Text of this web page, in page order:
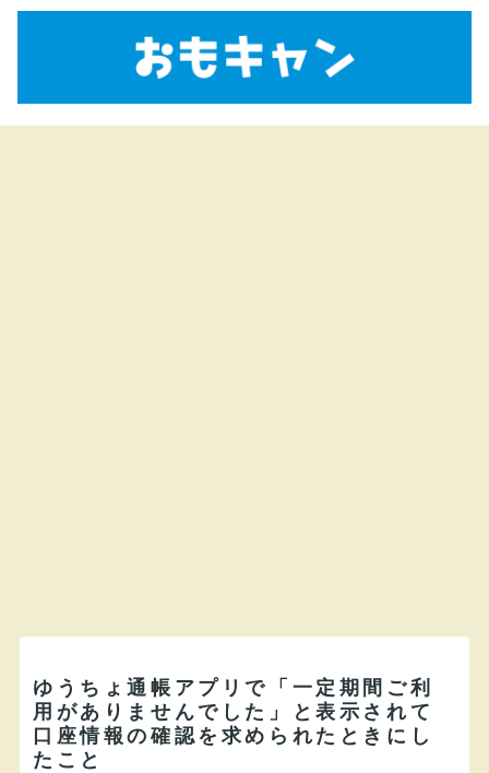
ゆうちょ通帳アプリで「一定期間ご利
用がありませんでした」と表示されて
口座情報の確認を求められたときにし
たこと